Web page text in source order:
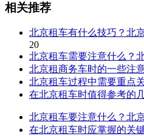
相关推荐
北京租车有什么技巧？北
20
北京租车需要注意什么？
北京租商务车时的一些注
北京租车过程中需要重点
在北京租车时值得参考的
北京租车要注意什么？北
在北京租车时应掌握的关